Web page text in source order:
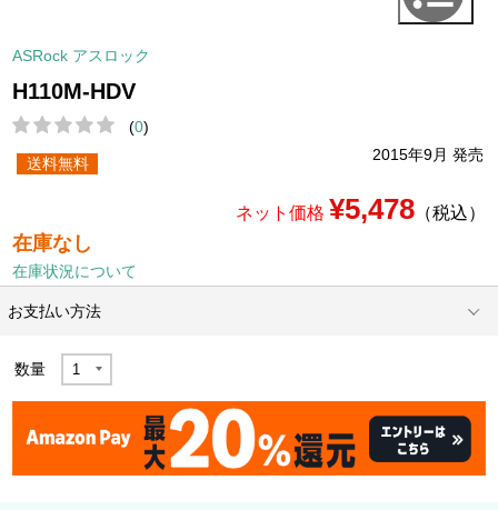
ASRock アスロック
H110M-HDV
(0)
2015年9月 発売
送料無料
ネット価格 ¥5,478（税込）
在庫なし
在庫状況について
お支払い方法
数量